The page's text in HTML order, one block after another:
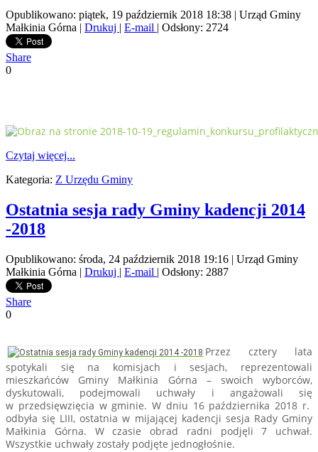
Opublikowano: piątek, 19 październik 2018 18:38 | Urząd Gminy
Małkinia Górna | Drukuj | E-mail | Odsłony: 2724
Share
0
Czytaj więcej...
Kategoria: Z Urzędu Gminy
Ostatnia sesja rady Gminy kadencji 2014
-2018
Opublikowano: środa, 24 październik 2018 19:16 | Urząd Gminy
Małkinia Górna | Drukuj | E-mail | Odsłony: 2887
Share
0
Przez cztery lata
spotykali się na komisjach i sesjach, reprezentowali
mieszkańców Gminy Małkinia Górna – swoich wyborców,
dyskutowali, podejmowali uchwały i angażowali się
w przedsięwzięcia w gminie. W dniu 16 października 2018 r.
odbyła się LIII, ostatnia w mijającej kadencji sesja Rady Gminy
Małkinia Górna. W czasie obrad radni podjęli 7 uchwał.
Wszystkie uchwały zostały podjęte jednogłośnie.